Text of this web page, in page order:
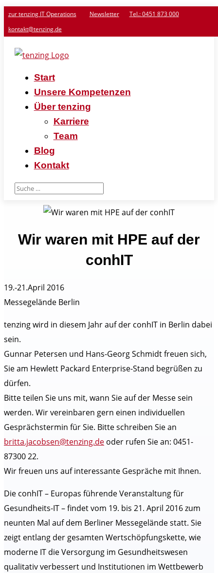
zur tenzing IT Operations Newsletter
Tel.: 0451 873 000
kontakt@tenzing.de
Start
Unsere Kompetenzen
Über tenzing
Karriere
Team
Blog
Kontakt
Wir waren mit HPE auf der
conhIT
19.-21.April 2016
Messegelände Berlin
tenzing wird in diesem Jahr auf der conhIT in Berlin dabei
sein.
Gunnar Petersen und Hans-Georg Schmidt freuen sich,
Sie am Hewlett Packard Enterprise-Stand begrüßen zu
dürfen.
Bitte teilen Sie uns mit, wann Sie auf der Messe sein
werden. Wir vereinbaren gern einen individuellen
Gesprächstermin für Sie. Bitte schreiben Sie an
britta.jacobsen@tenzing.de oder rufen Sie an: 0451-
87300 22.
Wir freuen uns auf interessante Gespräche mit Ihnen.
Die conhIT – Europas führende Veranstaltung für
Gesundheits-IT – findet vom 19. bis 21. April 2016 zum
neunten Mal auf dem Berliner Messegelände statt. Sie
zeigt entlang der gesamten Wertschöpfungskette, wie
moderne IT die Versorgung im Gesundheitswesen
qualitativ verbessert und Institutionen im Wettbewerb